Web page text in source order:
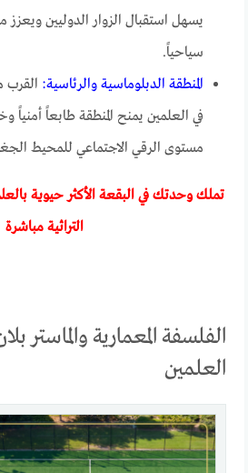
يسهل استقبال الزوار الدوليين
سياحياً.
المنطقة الدبلوماسية والرئاسية: القرب
في العلمين يمنح المنطقة طابعاً
مستوى الرقي الاجتماعي للمحيط
تملك وحدتك في البقعة الأكثر حيوية
التراثية مباشرة
الفلسفة المعمارية والماستر
العلمين